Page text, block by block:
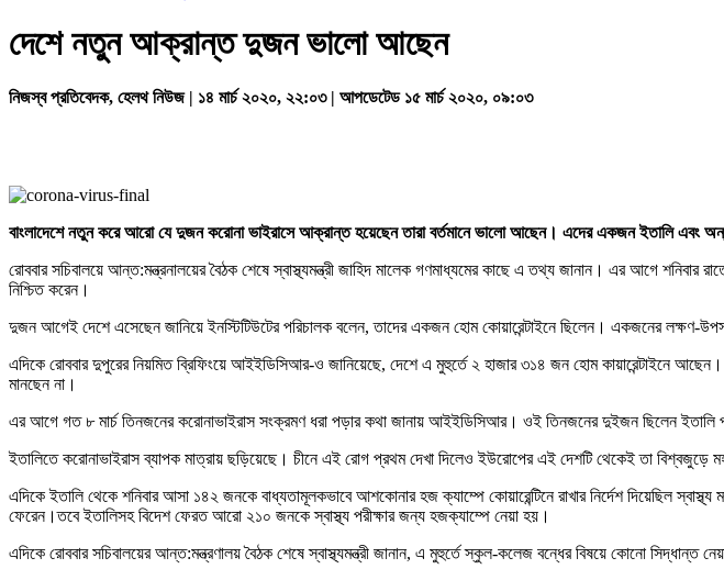
দেশে নতুন আক্রান্ত দুজন ভালো আছেন
নিজস্ব প্রতিবেদক, হেলথ নিউজ | ১৪ মার্চ ২০২০, ২২:০৩ | আপডেটেড ১৫ মার্চ ২০২০, ০৯:০৩
বাংলাদেশে নতুন করে আরো যে দুজন করোনা ভাইরাসে আক্রান্ত হয়েছেন তারা বর্তমানে ভালো আছেন। এদের একজন ইতালি এবং
রোববার সচিবালয়ে আন্ত:মন্ত্রনালয়ের বৈঠক শেষে স্বাস্থ্যমন্ত্রী জাহিদ মালেক গণমাধ্যমের কাছে এ তথ্য জানান। এর আগে
নিশ্চিত করেন।
দুজন আগেই দেশে এসেছেন জানিয়ে ইনস্টিটিউটের পরিচালক বলেন, তাদের একজন হোম কোয়ারেন্টাইনে ছিলেন। একজনের লক্ষণ-
এদিকে রোববার দুপুরের নিয়মিত ব্রিফিংয়ে আইইডিসিআর-ও জানিয়েছে, দেশে এ মুহুর্তে ২ হাজার ৩১৪ জন হোম কায়ারেন্টাইনে
মানছেন না।
এর আগে গত ৮ মার্চ তিনজনের করোনাভাইরাস সংক্রমণ ধরা পড়ার কথা জানায় আইইডিসিআর। ওই তিনজনের দুইজন ছিলেন
ইতালিতে করোনাভাইরাস ব্যাপক মাত্রায় ছড়িয়েছে। চীনে এই রোগ প্রথম দেখা দিলেও ইউরোপের এই দেশটি থেকেই তা বিশ্বজুড়ে
এদিকে ইতালি থেকে শনিবার আসা ১৪২ জনকে বাধ্যতামূলকভাবে আশকোনার হজ ক্যাম্পে কোয়ারেন্টিনে রাখার নির্দেশ দিয়েছিল
ফেরেন।তবে ইতালিসহ বিদেশ ফেরত আরো ২১০ জনকে স্বাস্থ্য পরীক্ষার জন্য হজক্যাম্পে নেয়া হয়।
এদিকে রোববার সচিবালয়ের আন্ত:মন্ত্রণালয় বৈঠক শেষে স্বাস্থ্যমন্ত্রী জানান, এ মুহুর্তে স্কুল-কলেজ বন্ধের বিষয়ে কোনো সিদ্ধান্ত